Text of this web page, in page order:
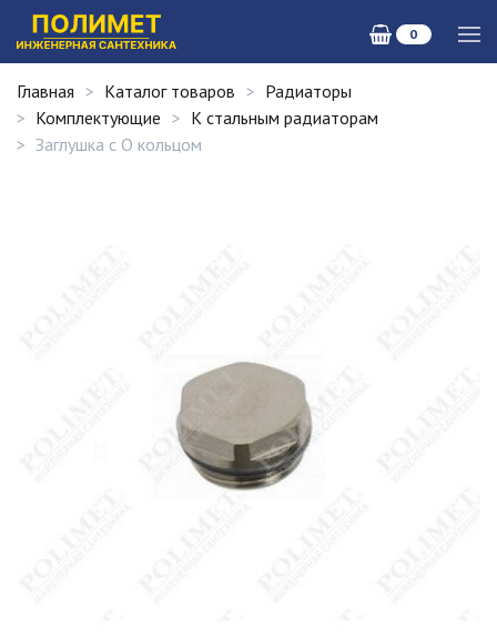
0
Главная Каталог товаров
Радиаторы
Комплектующие
К стальным радиаторам
Заглушка с О кольцом